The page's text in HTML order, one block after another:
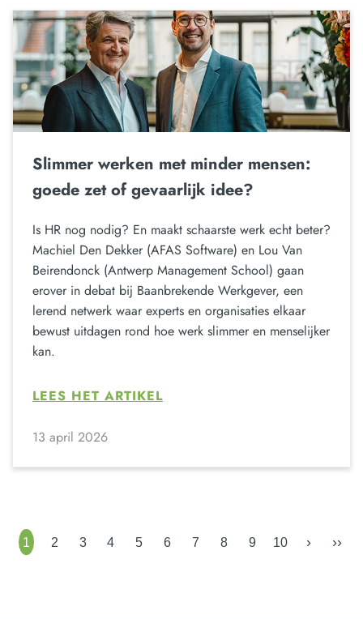
Slimmer werken met minder mensen:
goede zet of gevaarlijk idee?
Is HR nog nodig? En maakt schaarste werk echt beter?
Machiel Den Dekker (AFAS Software) en Lou Van
Beirendonck (Antwerp Management School) gaan
erover in debat bij Baanbrekende Werkgever, een
lerend netwerk waar experts en organisaties elkaar
bewust uitdagen rond hoe werk slimmer en menselijker
kan.
LEES HET ARTIKEL
13 april 2026
1 2 3 4 5 6 7 8 9 10 › ››